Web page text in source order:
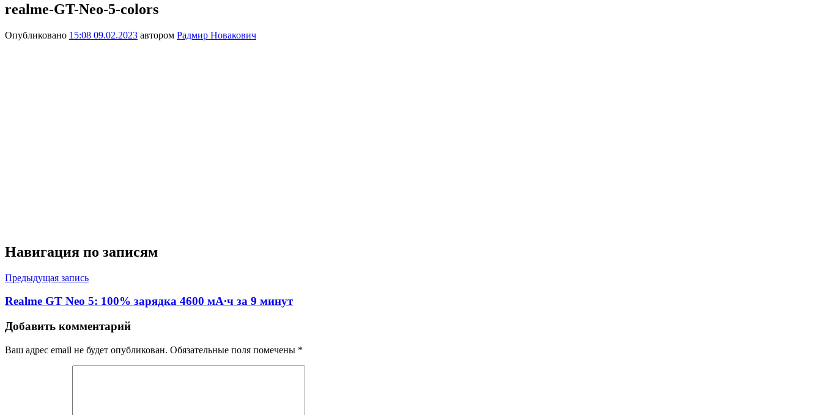
realme-GT-Neo-5-colors
Опубликовано 15:08 09.02.2023 автором Радмир Новакович
Навигация по записям
Предыдущая запись
Realme GT Neo 5: 100% зарядка 4600 мА∙ч за 9 минут
Добавить комментарий
Ваш адрес email не будет опубликован. Обязательные поля помечены *